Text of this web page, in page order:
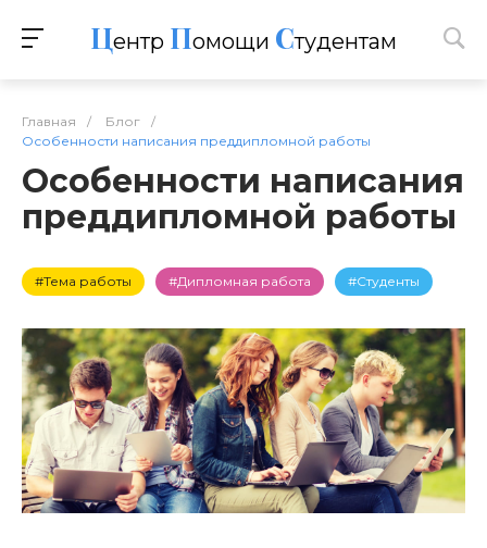
Центр Помощи Студентам
Главная / Блог
/
Особенности написания преддипломной работы
Особенности написания
преддипломной работы
#Тема работы #Дипломная работа #Студенты